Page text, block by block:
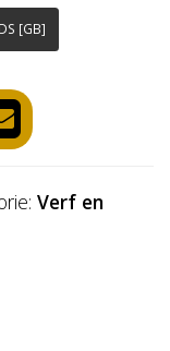
[GB]
Verf en